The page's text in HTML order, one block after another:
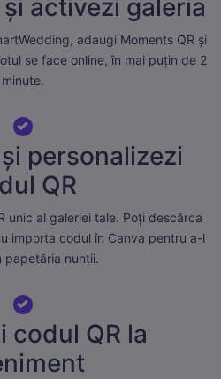
activezi galeria
adaugi Moments QR și
se face online, în mai puțin de 2
minute.
personalizezi
QR
unic al galeriei tale. Poți descărca
importa codul în Canva pentru a-l
papetăria nunții.
codul QR la